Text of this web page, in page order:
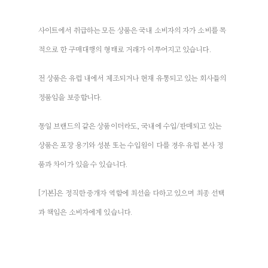
사이트에서 취급하는 모든 상품은 국내 소비자의 자가 소비를 목
적으로 한 구매대행의 형태로 거래가 이루어지고 있습니다.
전 상품은 유럽 내에서 제조되거나 현재 유통되고 있는 회사들의
정품임을 보증합니다.
동일 브랜드의 같은 상품이더라도, 국내에 수입/판매되고 있는
상품은 포장 용기와 성분 또는 수입원이 다를 경우 유럽 본사 정
품과 차이가 있을 수 있습니다.
[기본]은 정직한 중개자 역할에 최선을 다하고 있으며 최종 선택
과 책임은 소비자에게 있습니다.